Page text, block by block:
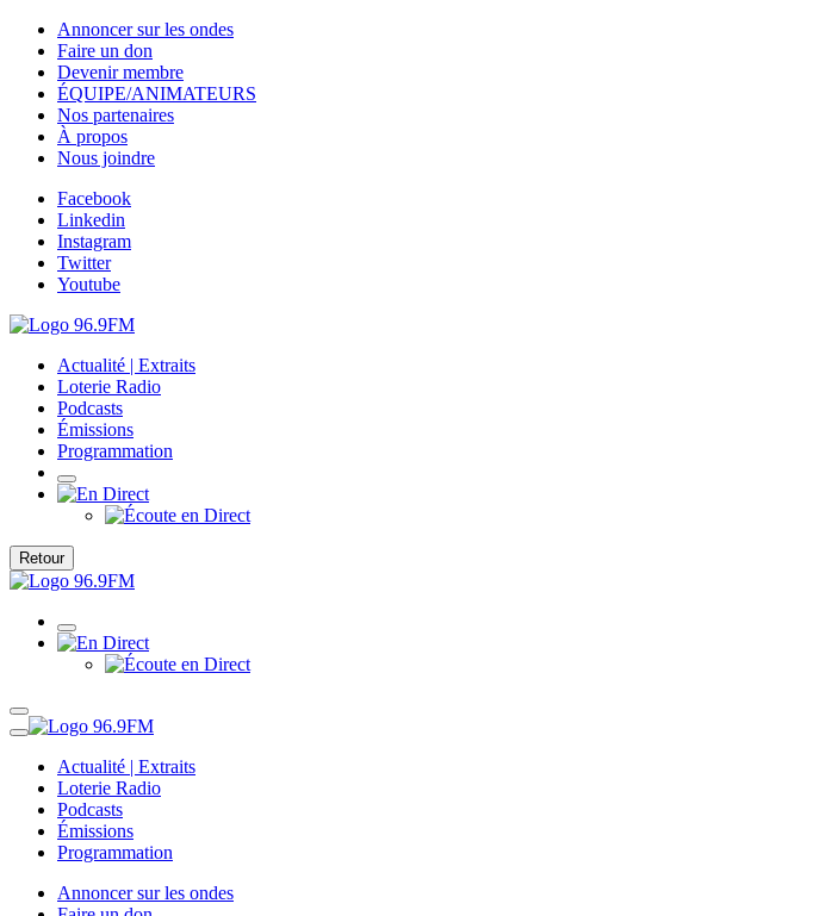
Annoncer sur les ondes
Faire un don
Devenir membre
ÉQUIPE/ANIMATEURS
Nos partenaires
À propos
Nous joindre
Facebook
Linkedin
Instagram
Twitter
Youtube
Actualité | Extraits
Loterie Radio
Podcasts
Émissions
Programmation
Retour
Actualité | Extraits
Loterie Radio
Podcasts
Émissions
Programmation
Annoncer sur les ondes